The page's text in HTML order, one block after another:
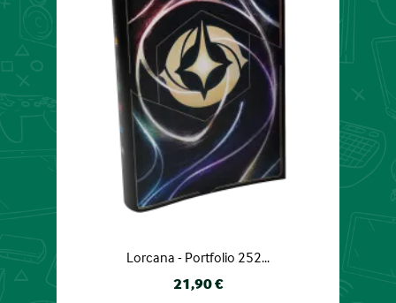
Lorcana - Portfolio 252...
Prix
21,90 €